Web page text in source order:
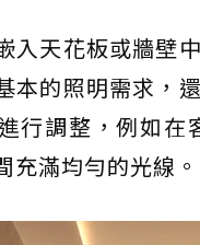
入天花板或牆壁
本的照明需求，
行調整，例如
充滿均勻的光線。